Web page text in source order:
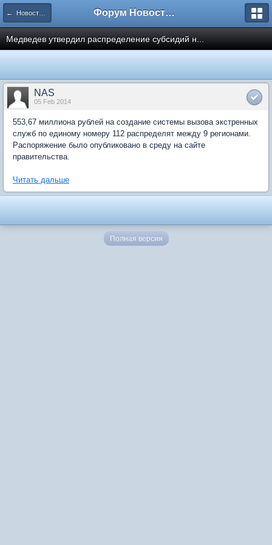
← Новости рынка недвижимости Форум Новостройки
Медведев утвердил распределение субсидий н...
NAS
05 Feb 2014
553,67 миллиона рублей на создание системы вызова экстренных
служб по единому номеру 112 распределят между 9 регионами.
Распоряжение было опубликовано в среду на сайте
правительства.
Читать дальше
Полная версия